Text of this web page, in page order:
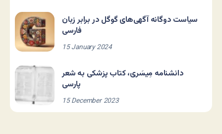
سیاست دوگانه آگهی‌های گوگل در برابر زبان
فارسی
15 January 2024
دانشنامه مِیسَری، کتاب پزشکی به شعر
پارسی
15 December 2023